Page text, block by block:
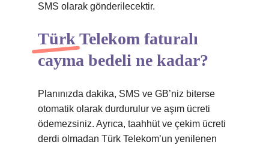
SMS olarak gönderilecektir.
Türk Telekom faturalı
cayma bedeli ne kadar?
Planınızda dakika, SMS ve GB’niz biterse
otomatik olarak durdurulur ve aşım ücreti
ödemezsiniz. Ayrıca, taahhüt ve çekim ücreti
derdi olmadan Türk Telekom’un yenilenen